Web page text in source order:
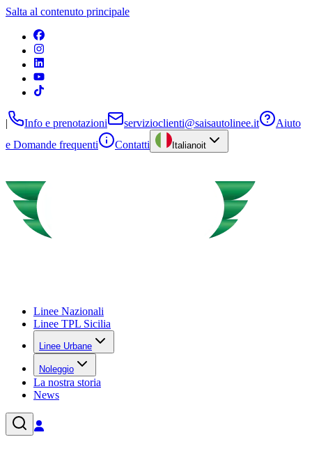
Salta al contenuto principale
| Info e prenotazioni servizioclienti@saisautolinee.it
Aiuto
e Domande frequenti
Contatti Italianoit
Linee Nazionali
Linee TPL Sicilia
Linee Urbane
Noleggio
La nostra storia
News